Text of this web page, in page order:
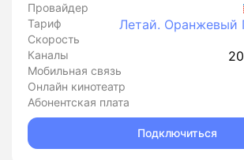
Провайдер
Тариф Летай. Оранжевый
Скорость
Каналы
Мобильная связь
Онлайн кинотеатр
Абонентская плата
Подключиться